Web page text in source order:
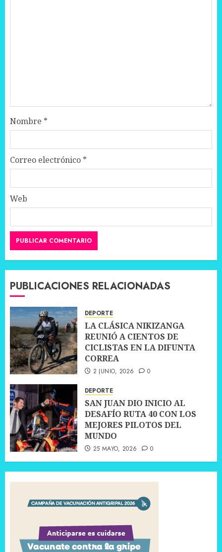
Nombre *
Correo electrónico *
Web
PUBLICACIONES RELACIONADAS
DEPORTE
LA CLÁSICA NIKIZANGA
REUNIÓ A CIENTOS DE
CICLISTAS EN LA DIFUNTA
CORREA
2 JUNIO, 2026 0
DEPORTE
SAN JUAN DIO INICIO AL
DESAFÍO RUTA 40 CON LOS
MEJORES PILOTOS DEL
MUNDO
25 MAYO, 2026 0